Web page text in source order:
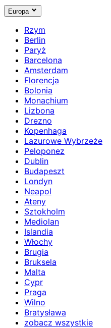
Europa
Rzym
Berlin
Paryż
Barcelona
Amsterdam
Florencja
Bolonia
Monachium
Lizbona
Drezno
Kopenhaga
Lazurowe Wybrzeże
Peloponez
Dublin
Budapeszt
Londyn
Neapol
Ateny
Sztokholm
Mediolan
Islandia
Włochy
Brugia
Bruksela
Malta
Cypr
Praga
Wilno
Bratysława
zobacz wszystkie